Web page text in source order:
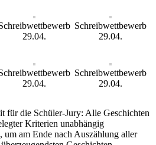
29.04.
Schreibwettbewerb
29.04.
29.04.
Schreibwettbewerb
29.04.
für die Schüler-Jury: Alle Geschichten
Kriterien unabhängig
um am Ende nach Auszählung aller